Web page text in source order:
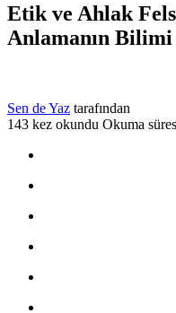
Etik ve Ahlak
Anlamanın Bilimi
Sen de Yaz tarafından
143 kez okundu Okuma